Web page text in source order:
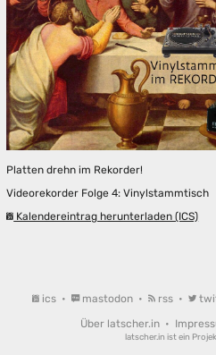
Platten drehn im Rekorder!
Videorekorder Folge 4: Vinylstammtisch
Kalendereintrag herunterladen (ICS)
ics • mastodon • rss •
Über latscher.in •
latscher.in ist ein